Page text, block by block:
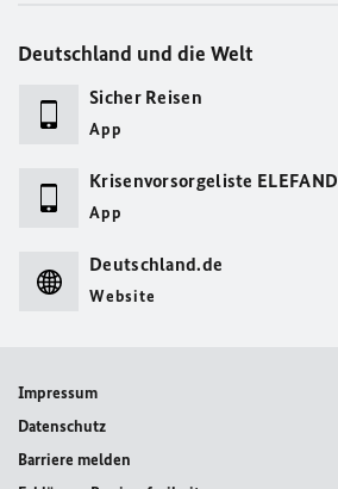
Deutschland und die Welt
Sicher Reisen
App
Krisenvorsorgeliste ELEFAND
App
Deutschland.de
Website
Impressum
Datenschutz
Barriere melden